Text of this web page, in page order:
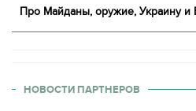
Про Майданы, оружие, Украину и
НОВОСТИ ПАРТНЕРОВ